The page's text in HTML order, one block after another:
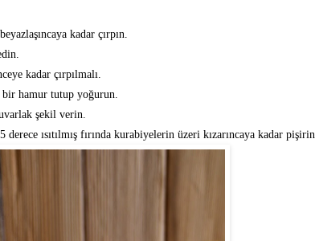
kadar çırpın.
kadar çırpılmalı.
hamur tutup yoğurun.
şekil verin.
derece ısıtılmış fırında kurabiyelerin üzeri kızarıncaya kadar pişirin.